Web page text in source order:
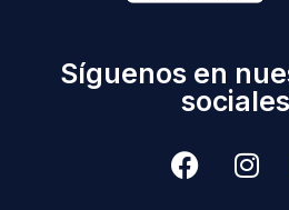
Síguenos en